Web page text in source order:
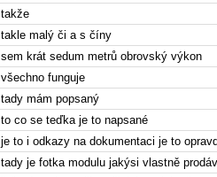
takže
takle malý či a s číny
sem krát sedum metrů obrovský výkon
všechno funguje
tady mám popsaný
to co se teďka je to napsané
je to i odkazy na dokumentaci je to
tady je fotka modulu jakýsi vlastně